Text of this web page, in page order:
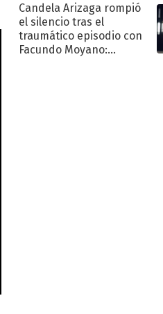
Candela Arizaga rompió
el silencio tras el
traumático episodio con
Facundo Moyano: